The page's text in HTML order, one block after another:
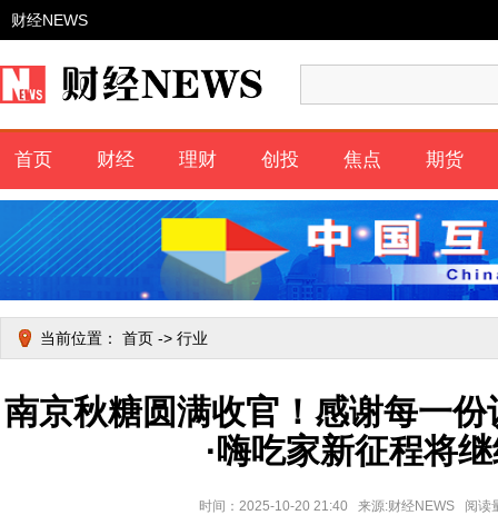
财经NEWS
首页 财经 理财 创投 焦点 期货
当前位置： 首页 -> 行业
南京秋糖圆满收官！感谢每一
·嗨吃家新征程将
时间：2025-10-20 21:40 来源:财经NEWS 阅读